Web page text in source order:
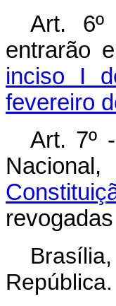
Art. 6º
entrarão
inciso I
fevereiro
Art. 7º
República.